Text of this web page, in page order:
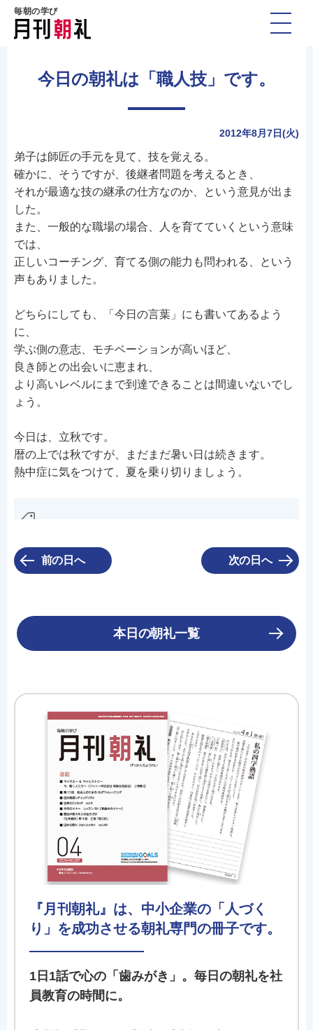
毎朝の学び
今日の朝礼は「職人技」です。
2012年8月7日(火)
弟子は師匠の手元を見て、技を覚える。
確かに、そうですが、後継者問題を考えるとき、
それが最適な技の継承の仕方なのか、という意見が出ま
した。
また、一般的な職場の場合、人を育てていくという意味
では、
正しいコーチング、育てる側の能力も問われる、という
声もありました。
どちらにしても、「今日の言葉」にも書いてあるよう
に、
学ぶ側の意志、モチベーションが高いほど、
良き師との出会いに恵まれ、
より高いレベルにまで到達できることは間違いないでし
ょう。
今日は、立秋です。
暦の上では秋ですが、まだまだ暑い日は続きます。
熱中症に気をつけて、夏を乗り切りましょう。
前の日へ 次の日へ
本日の朝礼一覧
『月刊朝礼』は、中小企業の「人づく
り」を成功させる朝礼専門の冊子です。
1日1話で心の「歯みがき」。毎日の朝礼を社
員教育の時間に。